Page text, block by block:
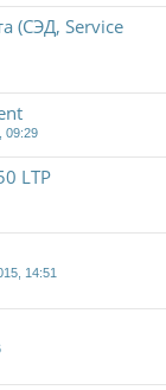
(СЭД, Service
09:29
LTP
14:51